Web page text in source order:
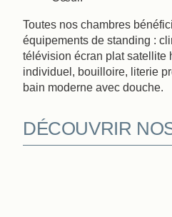
Toutes nos chambres
équipements de standing :
télévision écran plat satellite
individuel, bouilloire, literie
bain moderne avec douche.
DÉCOUVRIR
La Maison Les
Offres & Actualités